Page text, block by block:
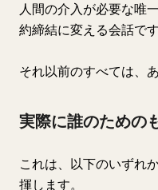
人間の介入が必要な唯
約締結に変える会話です
それ以前のすべては、
実際に誰のための
これは、以下のいずれ
揮します。